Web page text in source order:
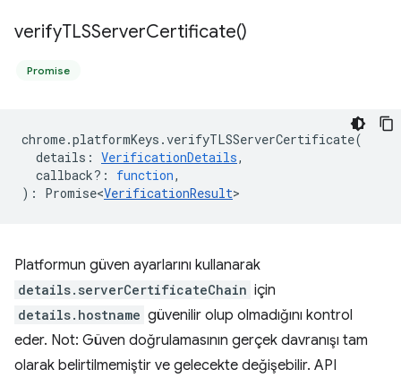
verifyTLSServerCertificate()
Promise
chrome.platformKeys .verifyTLSServerCertificate(
details : VerificationDetails,
callback? : function,
) : Promise<VerificationResult>
Platformun güven ayarlarını kullanarak
details.serverCertificateChain için
details.hostname güvenilir olup olmadığını kontrol
eder. Not: Güven doğrulamasının gerçek davranışı tam
olarak belirtilmemiştir ve gelecekte değişebilir. API